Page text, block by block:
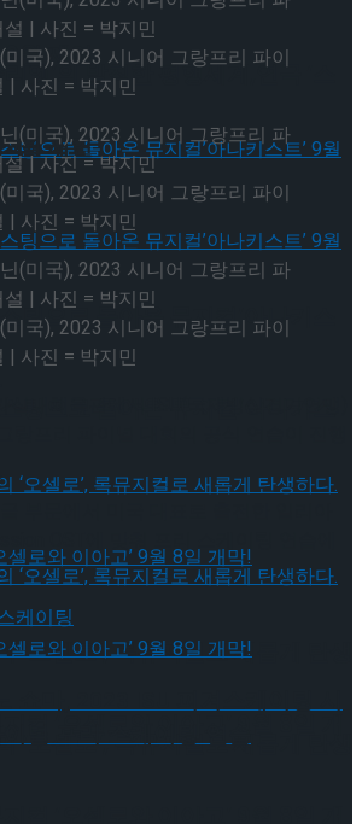
월 재연
팅으로 돌아온 뮤지컬’아나키스
‘오셀로’, 록뮤지컬로 새롭게 탄생
엣’의 발칙한 평행세계,연극 ‘스
9월 재연
‘오셀로’, 록뮤지컬로 새롭게 탄생
국), 2023 시니어 그랑프리 파이
| 사진 = 박지민
국), 2023 시니어 그랑프리 파이
| 사진 = 박지민
국), 2023 시니어 그랑프리 파이
| 사진 = 박지민
OST에 맞춰 프리 스케이팅 연습에
케이팅